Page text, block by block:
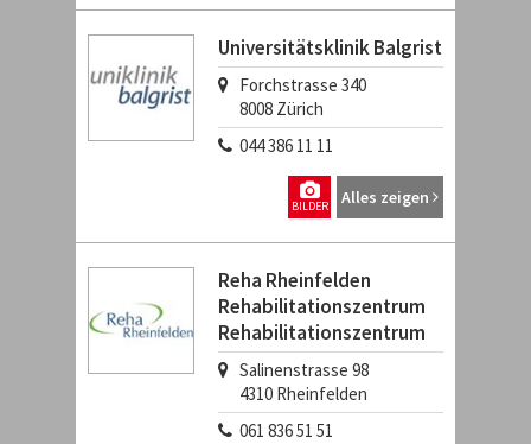
Universitätsklinik Balgrist
Forchstrasse 340
8008 Zürich
044 386 11 11
Alles zeigen
BILDER
Reha Rheinfelden
Rehabilitationszentrum
Rehabilitationszentrum
Salinenstrasse 98
4310 Rheinfelden
061 836 51 51